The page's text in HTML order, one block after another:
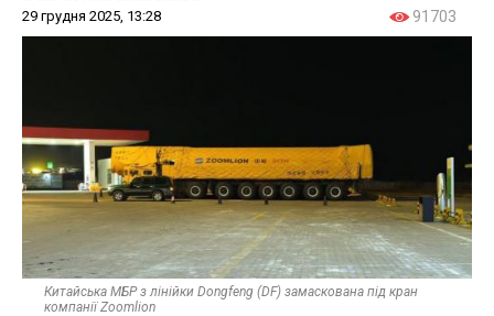
29 грудня 2025, 13:28 91703
Китайська МБР з лінійки Dongfeng (DF) замаскована під кран
компанії Zoomlion